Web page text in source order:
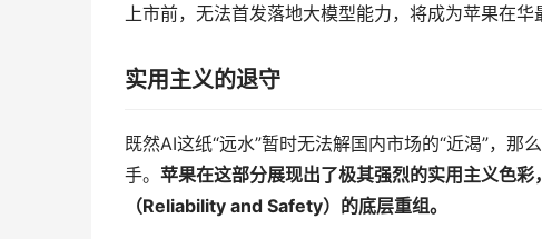
上市前，无法首发落地大模型能力，将成为苹果在华
实用主义的退守
既然AI这纸“远水”暂时无法解国内市场的“近渴”，
手。 苹果在这部分展现出了极其强烈的实用主义色
（Reliability and Safety）的底层重组。